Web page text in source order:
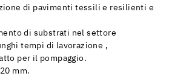
di pavimenti tessili e resilienti e
di substrati nel settore
tempi di lavorazione ,
per il pompaggio.
mm.